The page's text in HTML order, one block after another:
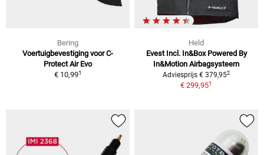
Bering
Voertuigbevestiging voor C-
Protect Air Evo
€ 10,991
Held
Evest Incl. In&Box Powered By
In&Motion Airbagsysteem
Adviesprijs € 379,952
€ 299,951